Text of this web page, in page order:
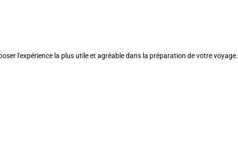
l'expérience la plus utile et agréable dans la préparation de votre voyage.